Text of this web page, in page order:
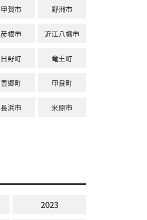
甲賀市 野洲市
彦根市 近江八幡市
日野町 竜王町
豊郷町 甲良町
長浜市 米原市
2023